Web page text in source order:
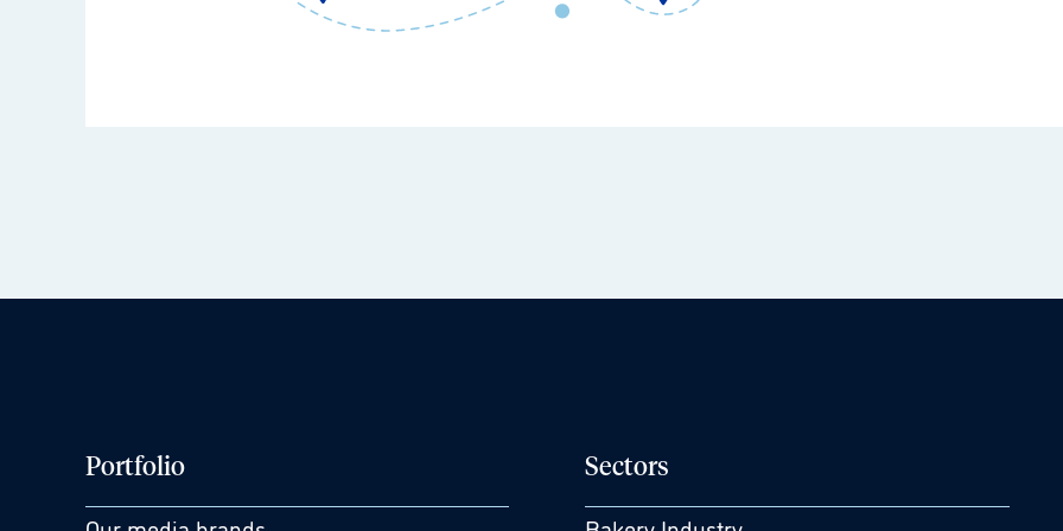
Portfolio Sectors